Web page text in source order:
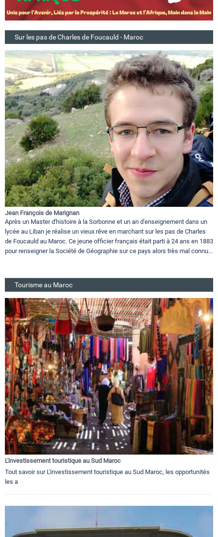
Sur les pas de Charles de Foucauld - Maroc
Jean François de Marignan
Après un Master d'histoire à la Sorbonne et un an d'enseignement dans un
lycée au Liban je réalise un vieux rêve en marchant sur les pas de Charles
de Foucauld au Maroc. Ce jeune officier français était parti à 24 ans en 1883
pour renseigner la Société de Géographie sur ce pays alors très mal connu...
Tourisme au Maroc
L'investissement touristique au Sud Maroc
Tout savoir sur L'investissement touristique au Sud Maroc, les opportunités
les a